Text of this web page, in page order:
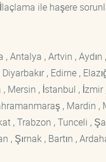
ile haşere
Antalya , Artvin ,
, Edirne ,
, İstanbul ,
, Mardin ,
, Trabzon , Tunceli ,
Şırnak , Bartın ,